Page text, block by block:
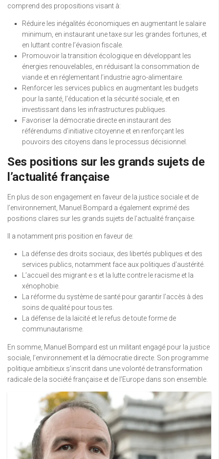
comprend des propositions visant à:
Réduire les inégalités économiques en augmentant le salaire
minimum, en instaurant une taxe sur les grandes fortunes, et
en luttant contre l’évasion fiscale.
Promouvoir la transition écologique en développant les
énergies renouvelables, en réduisant la consommation de
viande et en réglementant l’industrie agro-alimentaire.
Renforcer les services publics en augmentant les budgets
pour la santé, l’éducation et la sécurité sociale, et en
investissant dans les infrastructures publiques.
Favoriser la démocratie directe en instaurant des
référendums d’initiative citoyenne et en renforçant les
pouvoirs des citoyens dans le processus décisionnel.
Ses positions sur les grands sujets de
l’actualité française
En plus de son engagement en faveur de la justice sociale et de
l’environnement, Manuel Bompard a également exprimé des
positions claires sur les grands sujets de l’actualité française.
Il a notamment pris position en faveur de:
La défense des droits sociaux, des libertés publiques et des
services publics, notamment face aux politiques d’austérité.
L’accueil des migrant·e·s et la lutte contre le racisme et la
xénophobie.
La réforme du système de santé pour garantir l’accès à des
soins de qualité pour tous·tes.
La défense de la laïcité et le refus de toute forme de
communautarisme.
En somme, Manuel Bompard est un militant engagé pour la justice
sociale, l’environnement et la démocratie directe. Son programme
politique ambitieux s’inscrit dans une volonté de transformation
radicale de la société française et de l’Europe dans son ensemble.